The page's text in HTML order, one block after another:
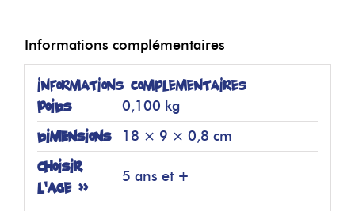
Informations complémentaires
Informations complémentaires
Poids
0,100 kg
Dimensions 18 × 9 × 0,8 cm
Choisir
l'âge >>
5 ans et +